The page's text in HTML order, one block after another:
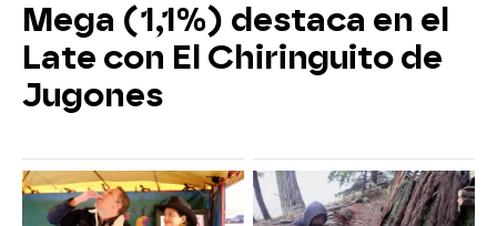
Mega (1,1%) destaca en el
Late con El Chiringuito de
Jugones